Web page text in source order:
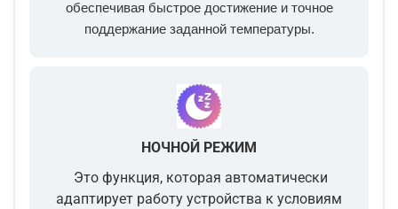
обеспечивая быстрое достижение и точное
поддержание заданной температуры.
НОЧНОЙ РЕЖИМ
Это функция, которая автоматически
адаптирует работу устройства к условиям